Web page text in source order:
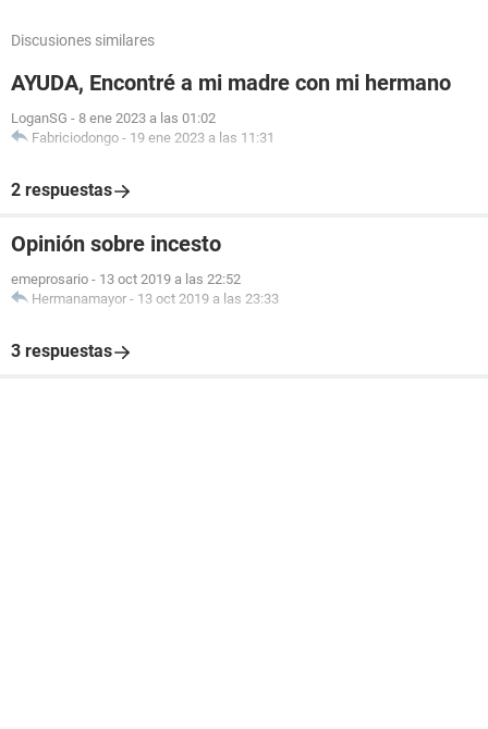
Discusiones similares
AYUDA, Encontré a mi madre con mi hermano
LoganSG - 8 ene 2023 a las 01:02
Fabriciodongo - 19 ene 2023 a las 11:31
2 respuestas
Opinión sobre incesto
emeprosario - 13 oct 2019 a las 22:52
Hermanamayor - 13 oct 2019 a las 23:33
3 respuestas